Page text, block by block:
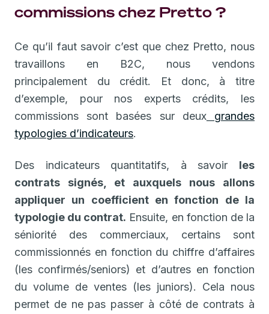
commissions chez Pretto ?
Ce qu’il faut savoir c’est que chez Pretto, nous
travaillons en B2C, nous vendons
principalement du crédit. Et donc, à titre
d’exemple, pour nos experts crédits, les
commissions sont basées sur deuxgrandes
typologies d’indicateurs.
Des indicateurs quantitatifs, à savoir les
contrats signés, et auxquels nous allons
appliquer un coefficient en fonction de la
typologie du contrat. Ensuite, en fonction de la
séniorité des commerciaux, certains sont
commissionnés en fonction du chiffre d’affaires
(les confirmés/seniors) et d’autres en fonction
du volume de ventes (les juniors). Cela nous
permet de ne pas passer à côté de contrats à